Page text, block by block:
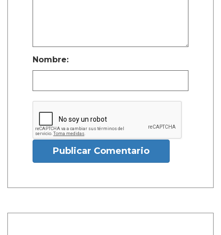
Nombre:
Publicar Comentario